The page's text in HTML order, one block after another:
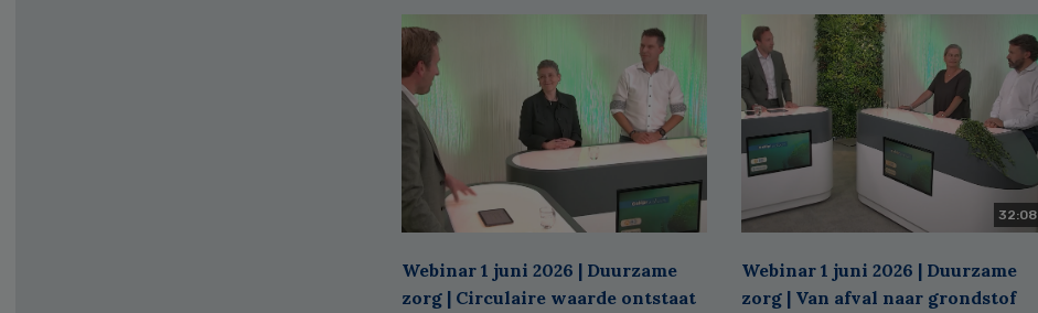
Webinar 1 juni 2026 | Duurzame
zorg | Circulaire waarde ontstaat
32:08
Webinar 1 juni 2026 | Duurzame
zorg | Van afval naar grondstof